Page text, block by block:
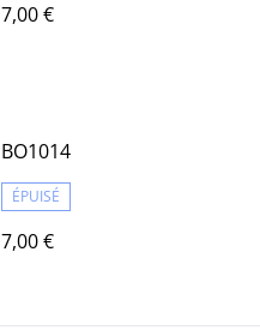
7,00 €
BO1014
ÉPUISÉ
7,00 €